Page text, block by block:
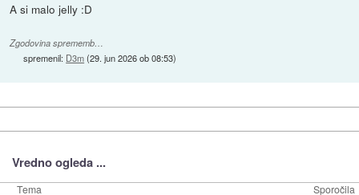
A si malo jelly :D
Zgodovina sprememb…
spremenil: D3m(29. jun 2026 ob 08:53)
Vredno ogleda ...
Tema Sporočila